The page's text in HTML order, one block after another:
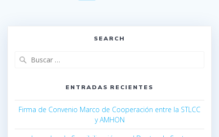
SEARCH
ENTRADAS RECIENTES
Firma de Convenio Marco de Cooperación entre la STLCC
y AMHON